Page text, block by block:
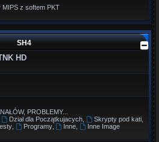
z softem PKT
SH4
HD
PROBLEMY...
Dział dla Początkujacych, Skrypty pod kati,
, Programy, Inne
Inne Image